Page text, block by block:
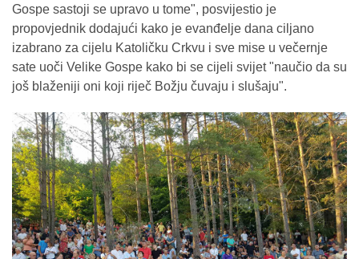
Gospe sastoji se upravo u tome", posvijestio je
propovjednik dodajući kako je evanđelje dana ciljano
izabrano za cijelu Katoličku Crkvu i sve mise u večernje
sate uoči Velike Gospe kako bi se cijeli svijet "naučio da su
još blaženiji oni koji riječ Božju čuvaju i slušaju".